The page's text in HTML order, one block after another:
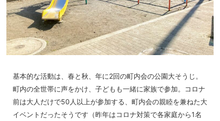
基本的な活動は、春と秋、年に2回の町内会の公園大そうじ。
町内の全世帯に声をかけ、子どもも一緒に家族で参加。コロナ
前は大人だけで50人以上が参加する、町内会の親睦を兼ねた大
イベントだったそうです（昨年はコロナ対策で各家庭から1名